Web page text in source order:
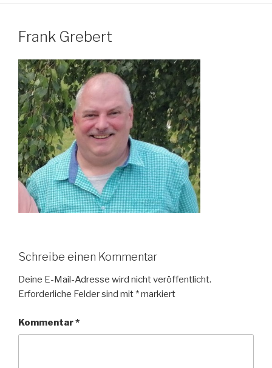
Frank Grebert
Schreibe einen Kommentar
Deine E-Mail-Adresse wird nicht veröffentlicht.
Erforderliche Felder sind mit *markiert
Kommentar*